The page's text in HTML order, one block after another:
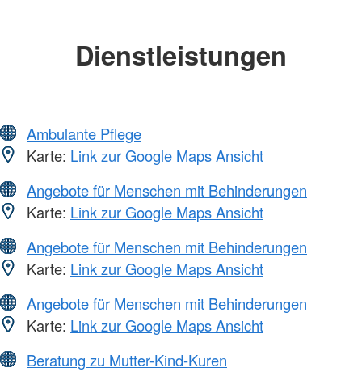
Dienstleistungen
Ambulante Pflege
Karte: Link zur Google Maps Ansicht
Angebote für Menschen mit Behinderungen
Karte: Link zur Google Maps Ansicht
Angebote für Menschen mit Behinderungen
Karte: Link zur Google Maps Ansicht
Angebote für Menschen mit Behinderungen
Karte: Link zur Google Maps Ansicht
Beratung zu Mutter-Kind-Kuren